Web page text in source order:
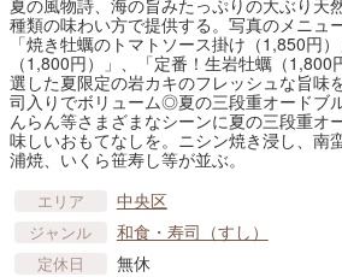
夏の風物詩、海の旨みたっぷりの大ぶり天
種類の味わい方で提供する。写真のメニュ
「焼き牡蠣のトマトソース掛け（1,850円
（1,800円）」、「定番！生岩牡蠣（
選した夏限定の岩カキのフレッシュな旨味
司入りでボリューム◎夏の三段重オードブ
んらん等さまざまなシーンに夏の三段重オ
味しいおもてなしを。ニシン焼き浸し、南
浦焼、いくら笹寿し等が並ぶ。
エリア 中央区
ジャンル 和食・寿司（すし）
定休日 無休